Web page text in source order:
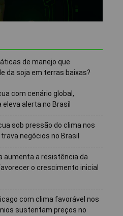
de manejo que
da soja em terras baixas?
com cenário global,
alerta no Brasil
sob pressão do clima nos
negócios no Brasil
aumenta a resistência da
o crescimento inicial
com clima favorável nos
sustentam preços no